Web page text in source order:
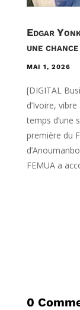
Edgar
une
MAI 1, 2026
[DIGITAL
d’Ivoire,
temps d’une
première du
FEMUA a
0